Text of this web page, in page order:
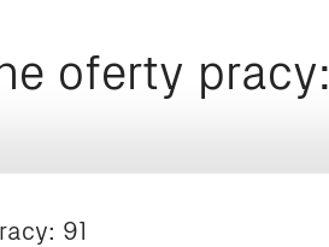
oferty pracy:
91